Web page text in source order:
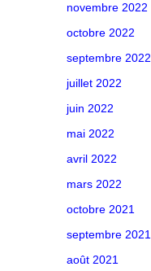
novembre 2022
octobre 2022
septembre 2022
juillet 2022
juin 2022
mai 2022
avril 2022
mars 2022
octobre 2021
septembre 2021
août 2021